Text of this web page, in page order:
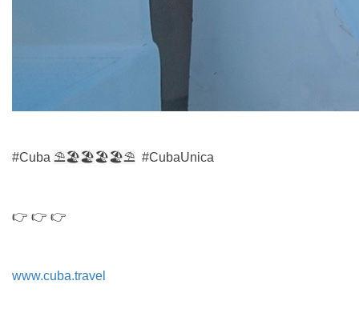
#Cuba ⛱🏖️🏖🏖️🏖️⛱ #CubaUnica
👉 👉 👉
www.cuba.travel